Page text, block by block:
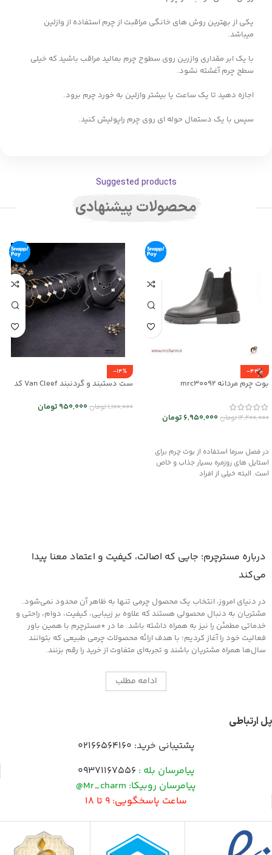
یکی از بهترین روش های خانگی مراقبت از چرم استفاده از وازلین
میباشد.
با یک ابر مقداری وازرین روی سطوح چرم بمالید مراقب باشید که خیلی
سطح چرم آغشته نشود.
اجازه دهید تا یک ساعت یا بیشتر وازلین به خورد چرم برود.
سپس با یک دستمال حوله ای روی چرم راپولیش کنید.
Suggested products
محصولات پیشنهادی
-43%
بوت چرم مردانه mrc30092
12,200,000تومان6,950,000 تومان
در فصل سرما استفاده از بوت چرم برای
استایل های روزمره بسیار جذاب و خاص
است. البته خیلی از افراد
-14%
ست دستبند و گردنبند Van Cleef کد
1,100,000تومان950,000تومان
درباره مسترچرم؛ جایی که اصالت، کیفیت و اعتماد معنا پیدا
می‌کند
در دنیای امروز، انتخاب یک محصول چرمی تنها به ظاهر آن محدود نمی‌شود.
مشتریان به دنبال محصولی هستند که علاوه بر زیبایی، کیفیت، دوام، راحتی و
خدماتی مطمئن را نیز به همراه داشته باشد. ما در *مسترچرم با همین باور
فعالیت خود را آغاز کردیم؛ با هدف ارائه محصولات چرمی طبیعی که بتوانند
سال‌ها همراه مشتریان باشند و تجربه‌ای متفاوت از خرید را رقم بزنند.
ادامه مطلب
پل ارتباطی
پشتیبانی خرید: 02166564160
پیامرسان بله : 09371167556
پیامرسان روبیکا: Mr_charm@
ساعت پاسخگویی: 9 تا 18